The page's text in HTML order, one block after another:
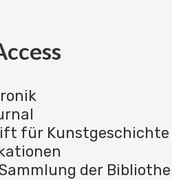
für Kunstgeschichte
der